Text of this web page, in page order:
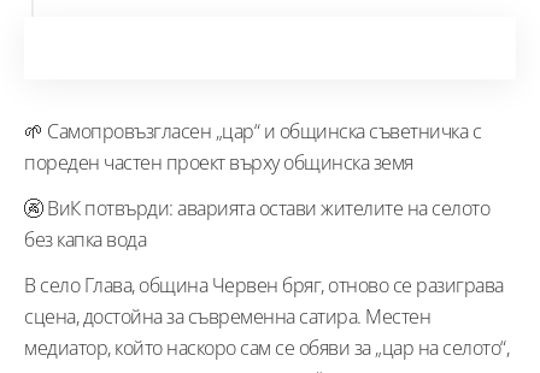
🌱 Самопровъзгласен „цар“ и общинска съветничка с
пореден частен проект върху общинска земя
🚱 ВиК потвърди: аварията остави жителите на селото
без капка вода
В село Глава, община Червен бряг, отново се разиграва
сцена, достойна за съвременна сатира. Местен
медиатор, който наскоро сам се обяви за „цар на селото“,